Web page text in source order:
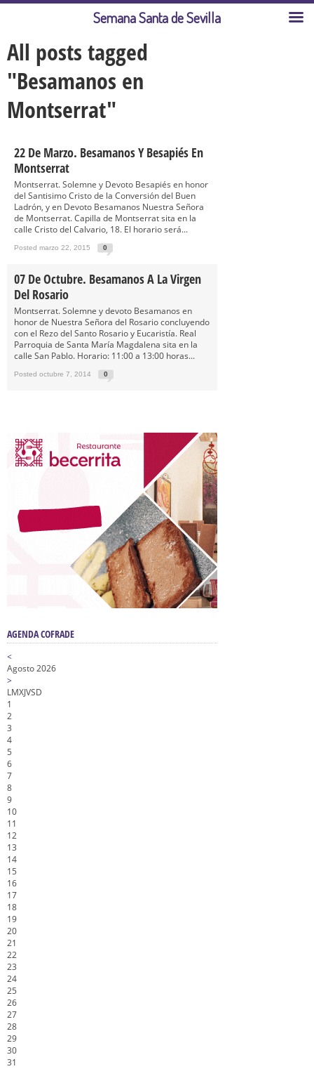
All posts tagged
"Besamanos en
Montserrat"
22 De Marzo. Besamanos Y Besapiés En
Montserrat
Montserrat. Solemne y Devoto Besapiés en honor
del Santisimo Cristo de la Conversión del Buen
Ladrón, y en Devoto Besamanos Nuestra Señora
de Montserrat. Capilla de Montserrat sita en la
calle Cristo del Calvario, 18. El horario será...
Posted marzo 22, 2015 0
07 De Octubre. Besamanos A La Virgen
Del Rosario
Montserrat. Solemne y devoto Besamanos en
honor de Nuestra Señora del Rosario concluyendo
con el Rezo del Santo Rosario y Eucaristía. Real
Parroquia de Santa María Magdalena sita en la
calle San Pablo. Horario: 11:00 a 13:00 horas...
Posted octubre 7, 2014 0
AGENDA COFRADE
<
Agosto 2026
>
LMXJVSD
1
2
3
4
5
6
7
8
9
10
11
12
13
14
15
16
17
18
19
20
21
22
23
24
25
26
27
28
29
30
31
Semana Santa de Sevilla